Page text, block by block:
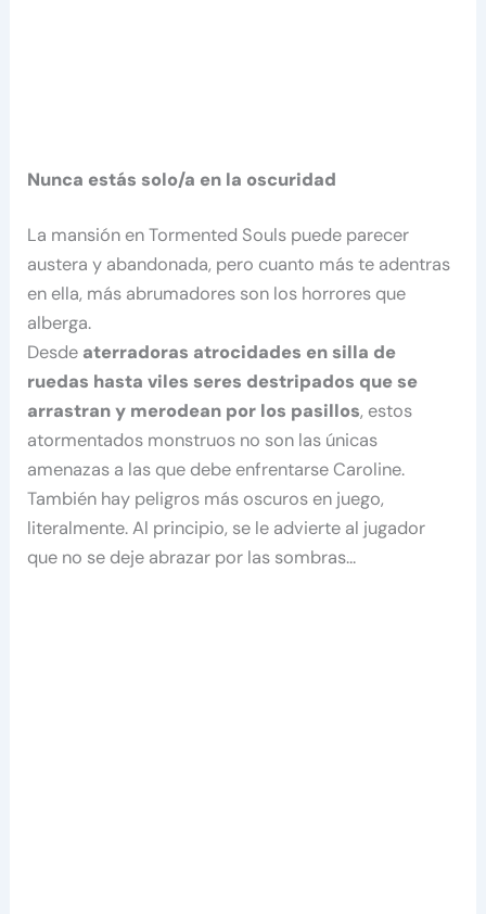
Nunca estás solo/a en la oscuridad
La mansión en Tormented Souls puede parecer
austera y abandonada, pero cuanto más te adentras
en ella, más abrumadores son los horrores que
alberga.
Desde aterradoras atrocidades en silla de
ruedas hasta viles seres destripados que se
arrastran y merodean por los pasillos, estos
atormentados monstruos no son las únicas
amenazas a las que debe enfrentarse Caroline.
También hay peligros más oscuros en juego,
literalmente. Al principio, se le advierte al jugador
que no se deje abrazar por las sombras…